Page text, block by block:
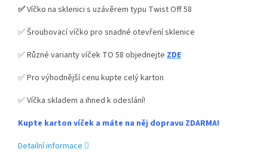
✅Víčko na sklenici s uzávěrem typu Twist Off 58
✅ Šroubovací víčko pro snadné otevření sklenice
✅ Různé varianty víček TO 58 objednejte ZDE
✅ Pro výhodnější cenu kupte celý karton
✅ Víčka skladem a ihned k odeslání!
Kupte karton víček a máte na něj dopravu ZDARMA!
Detailní informace